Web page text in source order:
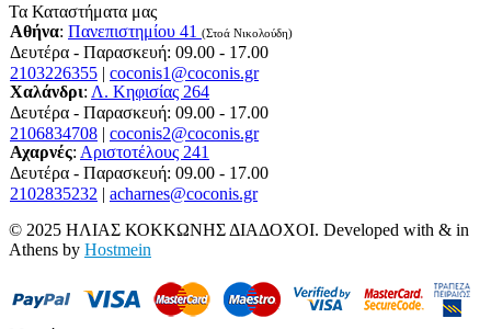
Τα Καταστήματα μας
Αθήνα: Πανεπιστημίου 41 (Στοά Νικολούδη)
Δευτέρα - Παρασκευή: 09.00 - 17.00
2103226355 | coconis1@coconis.gr
Χαλάνδρι: Λ. Κηφισίας 264
Δευτέρα - Παρασκευή: 09.00 - 17.00
2106834708 | coconis2@coconis.gr
Αχαρνές: Αριστοτέλους 241
Δευτέρα - Παρασκευή: 09.00 - 17.00
2102835232 | acharnes@coconis.gr
© 2025 ΗΛΙΑΣ ΚΟΚΚΩΝΗΣ ΔΙΑΔΟΧΟΙ. Developed with & in
Athens by Hostmein